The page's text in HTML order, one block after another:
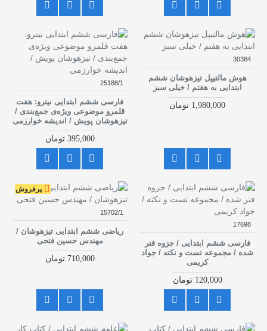
30384
هوش مالتیپل تیزهوشان ششم
ابتدایی به هفتم / خیلی سبز
1,980,000 تومان
25188/1
فارسی ششم ابتدایی نیترو: هفت
قلمرو موضوعی ویژه‌ی جمع‌بندی /
تیزهوشان پویش / اندیشه خوارزمی
395,000 تومان
17698
فارسی ششم ابتدایی / جزوه فنر
شده / مجموعه تست و نکته / جواد
کریمی
120,000 تومان
پرفروش
15702/1
ریاضی ششم ابتدایی تیزهوشان /
مهندس حسین فتحی
710,000 تومان